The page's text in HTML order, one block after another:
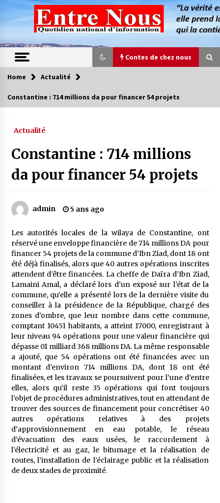
content
Contes de chez nous
Contes de chez nous
Magie de sorcier
4 ans ago
4 ans ago
Mythes et croyances / L’hospitalité des
montagnards
4 ans ago
Quand on va vite
5 ans ago
« Père, tiens-moi, je vais tomber ! »
5 ans ago
Le bouc de l’Au-delà
5 ans ago
Le monstrueux vieillard (Un récit du Sud
algérien)
5 ans ago
Rencontre nocturne dans le désert (Un conte
Home Actualité
Constantine : 714 millions da pour financer 54 projets
Actualité
Constantine : 714 millions
da pour financer 54 projets
admin 5 ans ago
Les autorités locales de la wilaya de Constantine, ont
réservé une enveloppe financière de 714 millions DA pour
financer 54 projets de la commune d’Ibn Ziad, dont 18 ont
été déjà finalisés, alors que 40 autres opérations inscrites
attendent d’être financées. La cheffe de Daïra d’Ibn Ziad,
Lamaini Amal, a déclaré lors d’un exposé sur l’état de la
commune, qu’elle a présenté lors de la dernière visite du
conseiller à la présidence de la République, chargé des
zones d’ombre, que leur nombre dans cette commune,
comptant 10451 habitants, a atteint 17000, enregistrant à
leur niveau 94 opérations pour une valeur financière qui
dépasse 01 milliard 368 millions DA. La même responsable
a ajouté, que 54 opérations ont été financées avec un
montant d’environ 714 millions DA, dont 18 ont été
finalisées, et les travaux se poursuivent pour l’une d’entre
elles, alors qu’il reste 35 opérations qui font toujours
l’objet de procédures administratives, tout en attendant de
trouver des sources de financement pour concrétiser 40
autres opérations relatives à des projets
d’approvisionnement en eau potable, le réseau
d’évacuation des eaux usées, le raccordement à
l’électricité et au gaz, le bitumage et la réalisation de
routes, l’installation de l’éclairage public et la réalisation
de deux stades de proximité.